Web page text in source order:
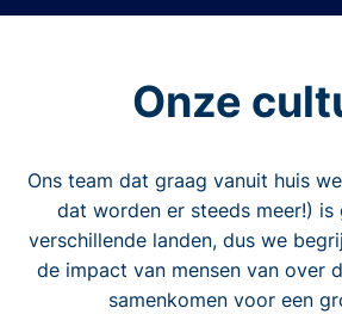
Onze
Ons team dat graag vanuit huis
dat worden er steeds meer!) is
verschillende landen, dus we
de impact van mensen van over
samenkomen voor een